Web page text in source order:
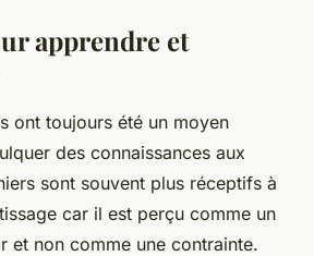
apprendre et
ont toujours été un moyen
des connaissances aux
sont souvent plus réceptifs à
car il est perçu comme un
et non comme une contrainte.